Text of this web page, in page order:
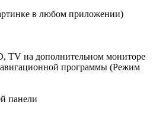
в любом приложении)
TV на дополнительном мониторе
программы (Режим
панели